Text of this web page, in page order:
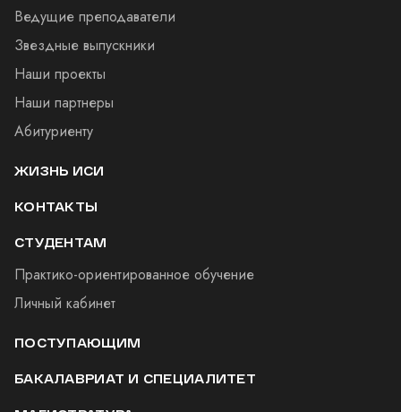
Ведущие преподаватели
Звездные выпускники
Наши проекты
Наши партнеры
Абитуриенту
ЖИЗНЬ ИСИ
КОНТАКТЫ
СТУДЕНТАМ
Практико-ориентированное обучение
Личный кабинет
ПОСТУПАЮЩИМ
БАКАЛАВРИАТ И СПЕЦИАЛИТЕТ